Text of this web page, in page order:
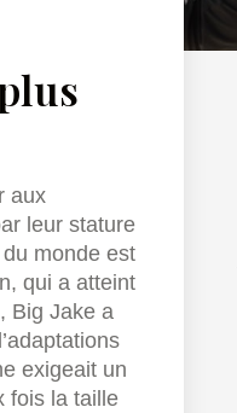
aux
leur stature
monde est
qui a atteint
Big Jake a
exigeait un
fois la taille